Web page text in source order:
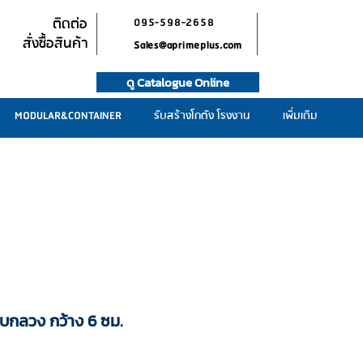
ติดต่อ
สั่งซื้อสินค้า
095-598-2658
Sales@aprimeplus.com
ดู Catalogue Online
MODULAR&CONTAINER รับสร้างโกดัง โรงงาน เพิ่มเติม
กลวง กว้าง 6 ซม.